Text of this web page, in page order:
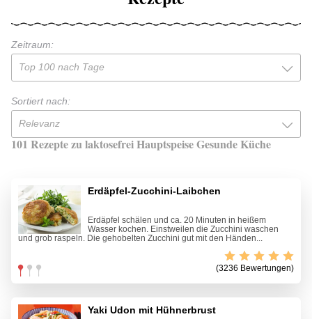
Zeitraum:
Top 100 nach Tage
Sortiert nach:
Relevanz
101 Rezepte zu laktosefrei Hauptspeise Gesunde Küche
Erdäpfel-Zucchini-Laibchen
Erdäpfel schälen und ca. 20 Minuten in heißem
Wasser kochen. Einstweilen die Zucchini waschen
und grob raspeln. Die gehobelten Zucchini gut mit den Händen...
(3236 Bewertungen)
Yaki Udon mit Hühnerbrust